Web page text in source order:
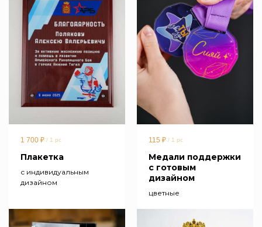
1 700 ₽ / 1 pc
Плакетка
с индивидуальным
дизайном
115 ₽ / 1 pc
Медали поддержки
с готовым
дизайном
цветные